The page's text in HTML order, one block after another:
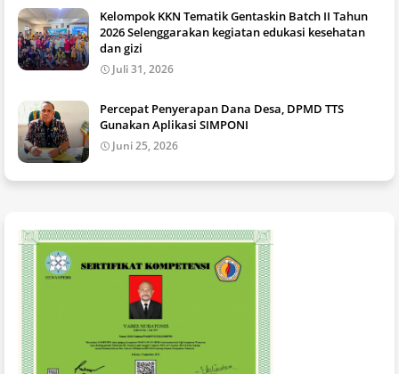
Kelompok KKN Tematik Gentaskin Batch II Tahun
2026 Selenggarakan kegiatan edukasi kesehatan
dan gizi
Juli 31, 2026
Percepat Penyerapan Dana Desa, DPMD TTS
Gunakan Aplikasi SIMPONI
Juni 25, 2026